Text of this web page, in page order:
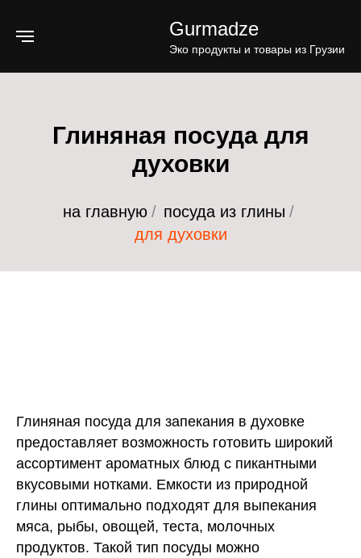
Gurmadze
Эко продукты и товары из Грузии
Глиняная посуда для
духовки
на главную / посуда из глины /
для духовки
Глиняная посуда для запекания в духовке
предоставляет возможность готовить широкий
ассортимент ароматных блюд с пикантными
вкусовыми нотками. Емкости из природной
глины оптимально подходят для выпекания
мяса, рыбы, овощей, теста, молочных
продуктов. Такой тип посуды можно